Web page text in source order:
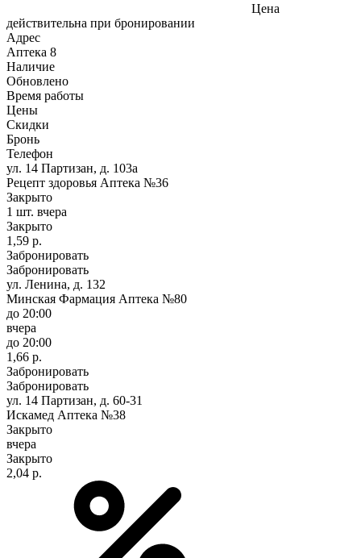
Цена
действительна при бронировании
Адрес
Аптека 8
Наличие
Обновлено
Время работы
Цены
Скидки
Бронь
Телефон
ул. 14 Партизан, д. 103а
Рецепт здоровья Аптека №36
Закрыто
1 шт. вчера
Закрыто
1,59 р.
Забронировать
Забронировать
ул. Ленина, д. 132
Минская Фармация Аптека №80
до 20:00
вчера
до 20:00
1,66 р.
Забронировать
Забронировать
ул. 14 Партизан, д. 60-31
Искамед Аптека №38
Закрыто
вчера
Закрыто
2,04 р.